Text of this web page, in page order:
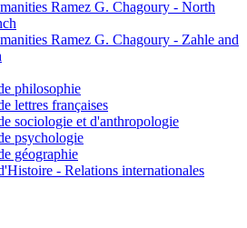
Ramez G. Chagoury - North
Ramez G. Chagoury - Zahle and
philosophie
lettres françaises
sociologie et d'anthropologie
psychologie
géographie
- Relations internationales